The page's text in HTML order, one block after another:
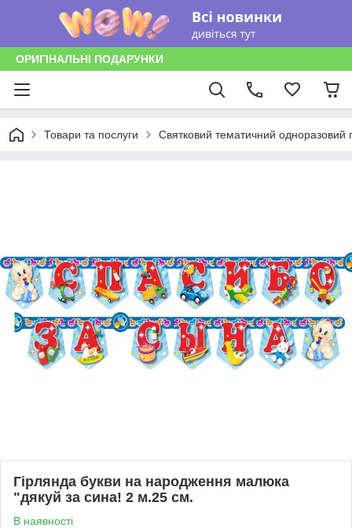
ОРИГІНАЛЬНІ ПОДАРУНКИ
Товари та послуги Святковий тематичний одноразовий
Гірлянда букви на народження малюка
"дякуй за сина! 2 м.25 см.
В наявності